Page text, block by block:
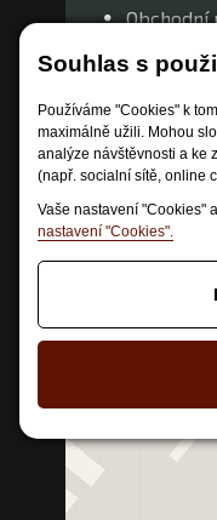
Souhlas s
Používáme "Cookies" k
maximálně užili. Mohou
analýze návštěvnosti a ke
(např. socialní sítě, online
Vaše nastavení "Cookies"
nastavení "Cookies".
Obchodní
Způsob